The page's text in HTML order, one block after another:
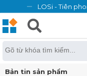
LOSi - Tiên
Bản tin sản phẩm